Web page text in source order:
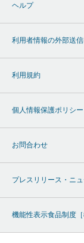
ヘルプ
利用者情報の外部送
利用規約
個人情報保護ポリシー
お問合わせ
プレスリリース・ニ
機能性表示食品制度